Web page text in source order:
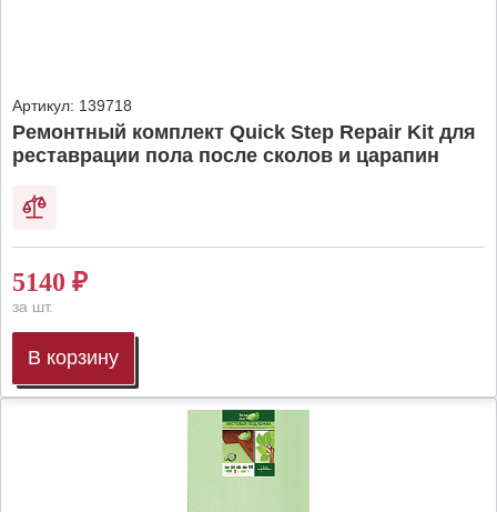
Артикул: 139718
Ремонтный комплект Quick Step Repair Kit для
реставрации пола после сколов и царапин
5140 ₽
за шт.
В корзину